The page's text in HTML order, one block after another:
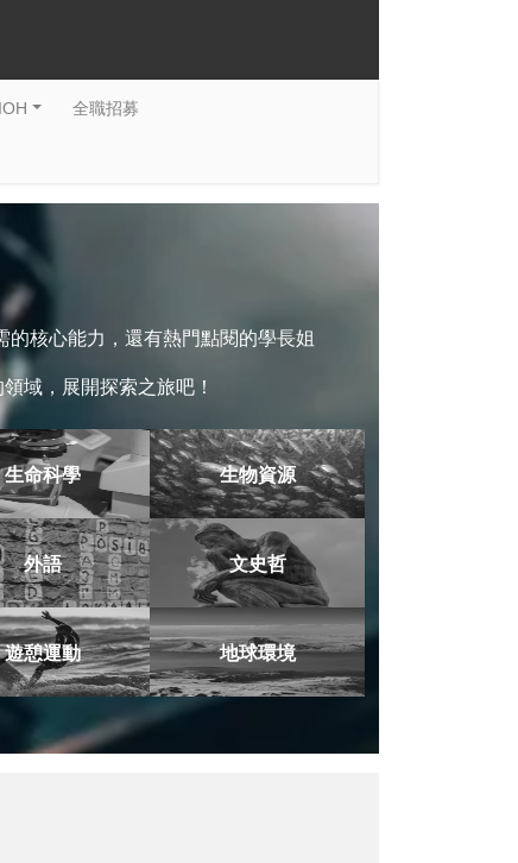
全職招募
核心能力，還有熱門點閱的學長姐
域，展開探索之旅吧！
生命科學 生物資源
外語 文史哲
遊憩運動 地球環境